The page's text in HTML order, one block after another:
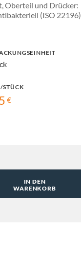
Oberteil und Drücker:
(ISO 22196)
STÜCK
IN DEN
WARENKORB